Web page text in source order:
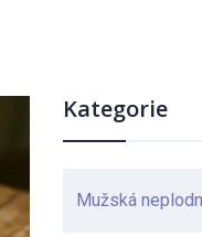
Kategorie
Mužská